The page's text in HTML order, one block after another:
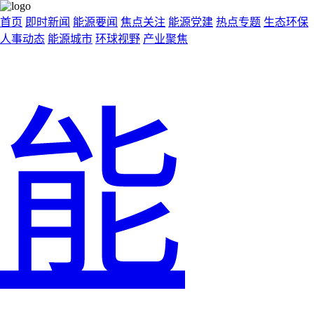
首页 即时新闻 能源要闻 焦点关注 能源党建 热点专题 生态环保
人事动态 能源城市 环球视野 产业聚焦
能